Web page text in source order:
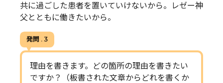
共に過ごした患者を置いていけないから。レゼー神
父とともに働きたいから。
発問 . 3
理由を書きます。どの箇所の理由を書きたい
ですか？（板書された文章からどれを書くか